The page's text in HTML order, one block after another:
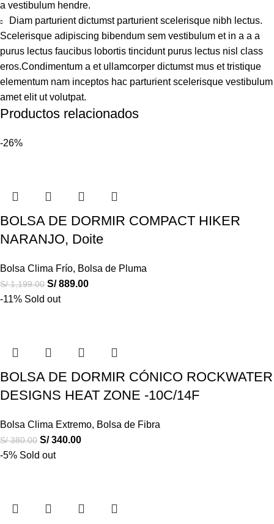
a vestibulum hendre.
Diam parturient dictumst parturient scelerisque nibh lectus.
Scelerisque adipiscing bibendum sem vestibulum et in a a a
purus lectus faucibus lobortis tincidunt purus lectus nisl class
eros.Condimentum a et ullamcorper dictumst mus et tristique
elementum nam inceptos hac parturient scelerisque vestibulum
amet elit ut volutpat.
Productos relacionados
-26%
BOLSA DE DORMIR COMPACT HIKER
NARANJO, Doite
Bolsa Clima Frío, Bolsa de Pluma
S/1,199.00 S/889.00
-11% Sold out
BOLSA DE DORMIR CÓNICO ROCKWATER
DESIGNS HEAT ZONE -10C/14F
Bolsa Clima Extremo, Bolsa de Fibra
S/380.00 S/340.00
-5% Sold out